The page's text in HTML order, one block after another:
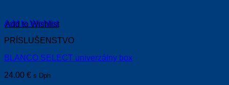
Add to Wishlist
PRÍSLUŠENSTVO
BLANCO SELECT univerzálny box
24.00 € s Dph